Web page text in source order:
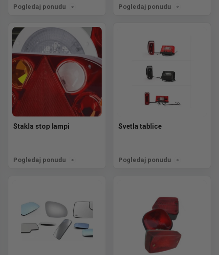
Pogledaj ponudu Pogledaj ponudu
Stakla stop lampi
Pogledaj ponudu
Svetla tablice
Pogledaj ponudu